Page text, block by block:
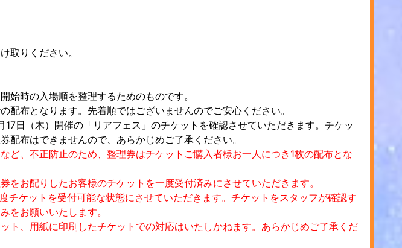
取りください。
始時の入場順を整理するためのものです。
配布となります。先着順ではございませんのでご安心ください。
17日（木）開催の「リアフェス」のチケットを確認させていただきます。チケッ
配布はできませんので、あらかじめご了承ください。
ど、不正防止のため、整理券はチケットご購入者様お一人につき1枚の配布とな
をお配りしたお客様のチケットを一度受付済みにさせていただきます。
チケットを受付可能な状態にさせていただきます。チケットをスタッフが確認す
をお願いいたします。
ト、用紙に印刷したチケットでの対応はいたしかねます。あらかじめご了承くだ